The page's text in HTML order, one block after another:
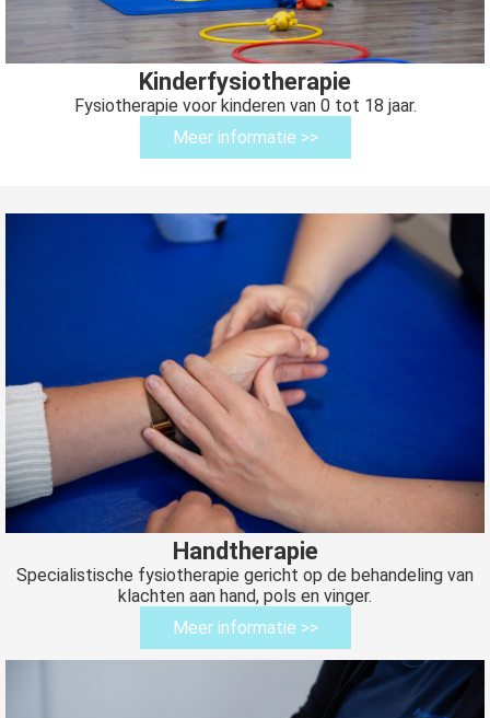
Kinderfysiotherapie
Fysiotherapie voor kinderen van 0 tot 18 jaar.
Meer informatie >>
Handtherapie
Specialistische fysiotherapie gericht op de behandeling van
klachten aan hand, pols en vinger.
Meer informatie >>